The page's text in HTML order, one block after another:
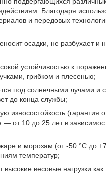
Благодаря
и передовых
осадки, не разбухает и
устойчивостью к
грибком и плесенью;
под солнечными лучами и
до конца службы;
износостойкость (гарантия
— от 10 до 25 лет в
и морозам (от -50 °С до
температур;
высокие весовые нагрузки как